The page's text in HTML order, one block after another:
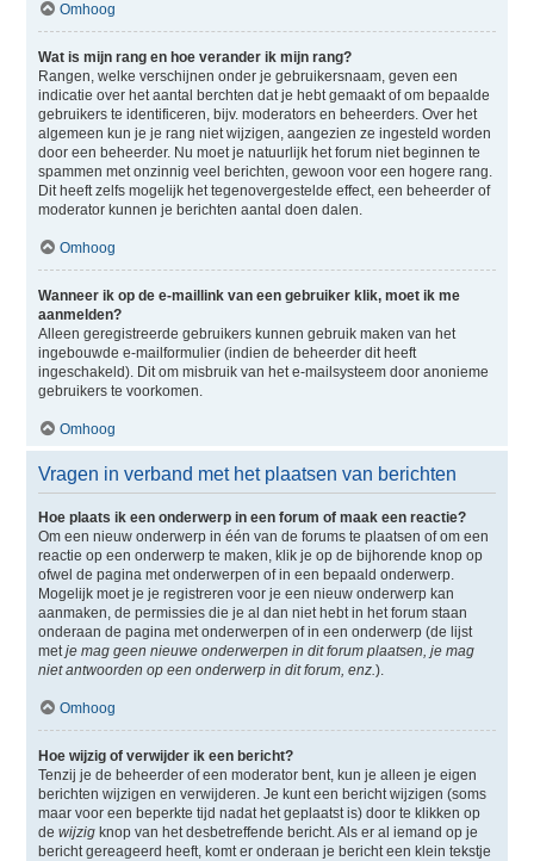
Omhoog
Wat is mijn rang en hoe verander ik mijn rang?
Rangen, welke verschijnen onder je gebruikersnaam, geven een
indicatie over het aantal berchten dat je hebt gemaakt of om bepaalde
gebruikers te identificeren, bijv. moderators en beheerders. Over het
algemeen kun je je rang niet wijzigen, aangezien ze ingesteld worden
door een beheerder. Nu moet je natuurlijk het forum niet beginnen te
spammen met onzinnig veel berichten, gewoon voor een hogere rang.
Dit heeft zelfs mogelijk het tegenovergestelde effect, een beheerder of
moderator kunnen je berichten aantal doen dalen.
Omhoog
Wanneer ik op de e-maillink van een gebruiker klik, moet ik me
aanmelden?
Alleen geregistreerde gebruikers kunnen gebruik maken van het
ingebouwde e-mailformulier (indien de beheerder dit heeft
ingeschakeld). Dit om misbruik van het e-mailsysteem door anonieme
gebruikers te voorkomen.
Omhoog
Vragen in verband met het plaatsen van berichten
Hoe plaats ik een onderwerp in een forum of maak een reactie?
Om een nieuw onderwerp in één van de forums te plaatsen of om een
reactie op een onderwerp te maken, klik je op de bijhorende knop op
ofwel de pagina met onderwerpen of in een bepaald onderwerp.
Mogelijk moet je je registreren voor je een nieuw onderwerp kan
aanmaken, de permissies die je al dan niet hebt in het forum staan
onderaan de pagina met onderwerpen of in een onderwerp (de lijst
metje mag geen nieuwe onderwerpen in dit forum plaatsen, je mag
niet antwoorden op een onderwerp in dit forum, enz.).
Omhoog
Hoe wijzig of verwijder ik een bericht?
Tenzij je de beheerder of een moderator bent, kun je alleen je eigen
berichten wijzigen en verwijderen. Je kunt een bericht wijzigen (soms
maar voor een beperkte tijd nadat het geplaatst is) door te klikken op
de wijzigknop van het desbetreffende bericht. Als er al iemand op je
bericht gereageerd heeft, komt er onderaan je bericht een klein tekstje